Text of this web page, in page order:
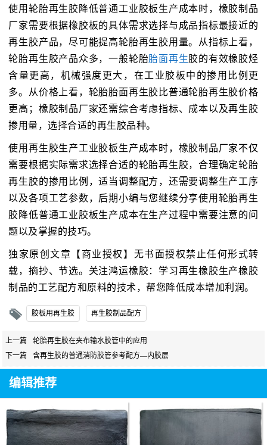
使用轮胎再生胶降低普通工业胶板生产成本时，橡胶制品
厂家需要根据橡胶板的具体需求选择与成品指标最接近的
再生胶产品，尽可能提高轮胎再生胶用量。从指标上看，
轮胎再生胶产品众多，一般轮胎胎面再生胶的有效橡胶烃
含量更高，机械强度更大，在工业胶板中的掺用比例更
多。从价格上看，轮胎胎面再生胶比普通轮胎再生胶价格
更高；橡胶制品厂家还需综合考虑指标、成本以及再生胶
掺用量，选择合适的再生胶品种。
使用再生胶生产工业胶板生产成本时，橡胶制品厂家不仅
需要根据实际需求选择合适的轮胎再生胶，合理确定轮胎
再生胶的掺用比例，适当调整配方，还需要调整生产工序
以及各项工艺参数，后期小编与您继续分享使用轮胎再生
胶降低普通工业胶板生产成本在生产过程中需要注意的问
题以及掌握的技巧。
独家原创文章【商业授权】无书面授权禁止任何形式转
载，摘抄、节选。关注鸿运橡胶：学习再生橡胶生产橡胶
制品的工艺配方和原料的技术，帮您降低成本增加利润。
胶板用再生胶 再生胶制品配方
上一篇
轮胎再生胶在夹布输水胶管中的应用
下一篇
含再生胶的普通消防胶管参考配方—内胶层
编辑推荐